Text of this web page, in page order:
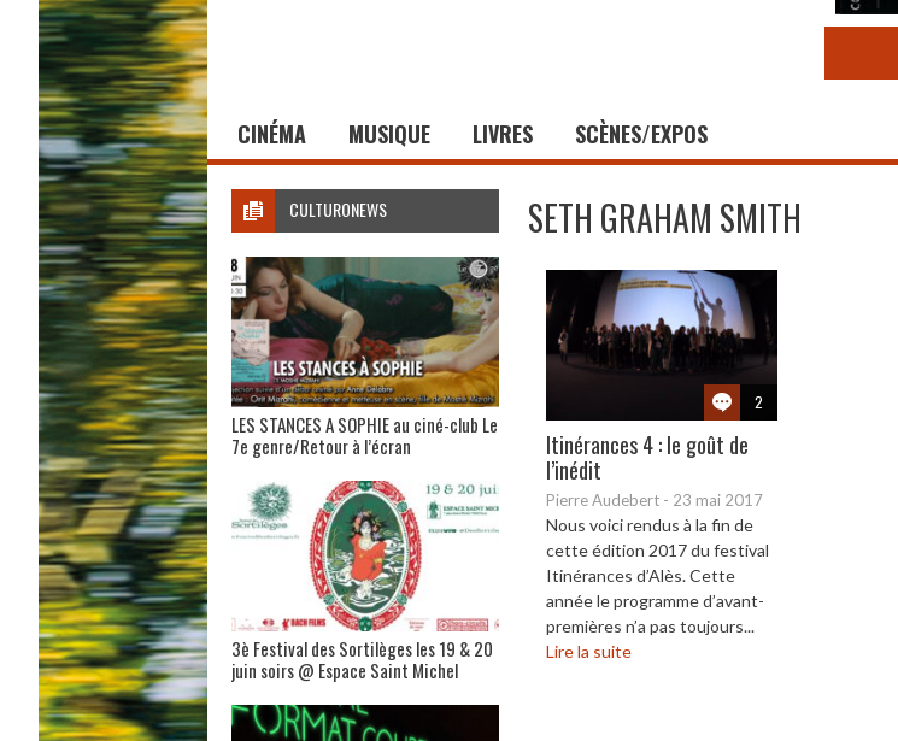
CINÉMA MUSIQUE LIVRES SCÈNES/EXPOS
SETH GRAHAM SMITH
2
Itinérances 4 : le goût de
l’inédit
Pierre Audebert - 23 mai 2017
Nous voici rendus à la fin de
cette édition 2017 du festival
Itinérances d’Alès. Cette
année le programme d’avant-
premières n’a pas toujours...
Lire la suite
CULTURONEWS
LES STANCES A SOPHIE au ciné-club Le
7e genre/Retour à l’écran
3è Festival des Sortilèges les 19 & 20
juin soirs @ Espace Saint Michel